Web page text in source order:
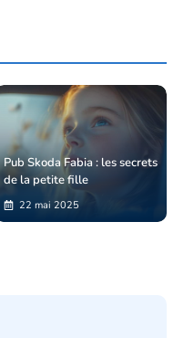
Pub Skoda Fabia : les secrets
de la petite fille
22 mai 2025